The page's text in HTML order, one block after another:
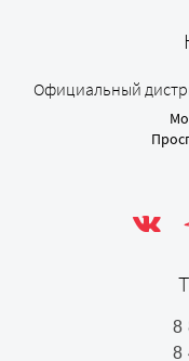
Официальный
8
8